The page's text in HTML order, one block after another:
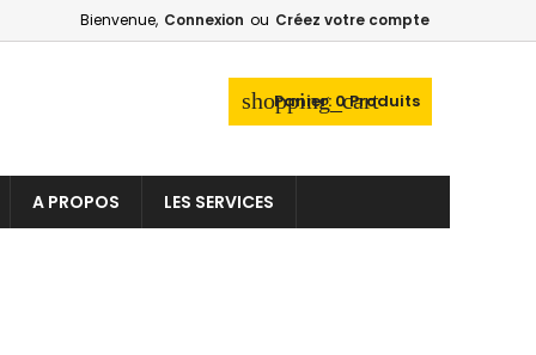
Bienvenue, Connexion ou Créez votre compte
shopping_cart
Panier: 0Produits
A PROPOS LES SERVICES